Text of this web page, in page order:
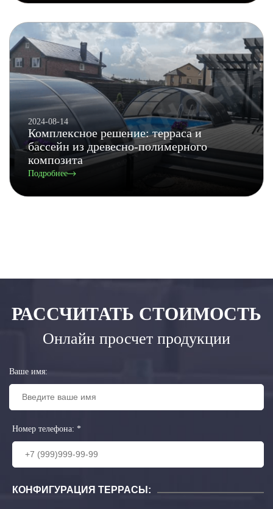
2024-08-14
Комплексное решение: терраса и
бассейн из древесно-полимерного
композита
Подробнее
РАССЧИТАТЬ СТОИМОСТЬ
Онлайн просчет продукции
Ваше имя:
Номер телефона: *
КОНФИГУРАЦИЯ ТЕРРАСЫ: